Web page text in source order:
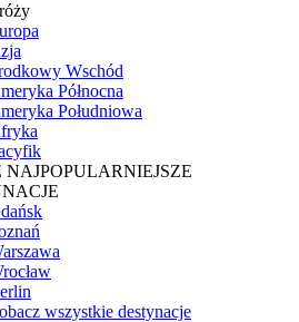
Wschód
Północna
Południowa
NAJPOPULARNIEJSZE
wszystkie destynacje